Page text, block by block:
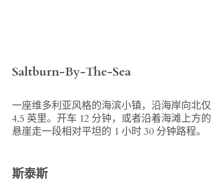
Saltburn-By-The-Sea
一座维多利亚风格的海滨小镇，沿海岸向北仅
4.5 英里。开车 12 分钟，或者沿着海滩上方的
悬崖走一段相对平坦的 1 小时 30 分钟路程。
斯泰斯